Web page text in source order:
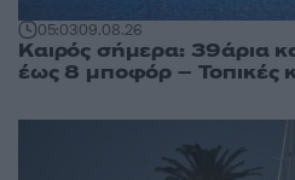
05:0309.08.26
Καιρός σήμερα: 39άρια
έως 8 μποφόρ – Τοπικές